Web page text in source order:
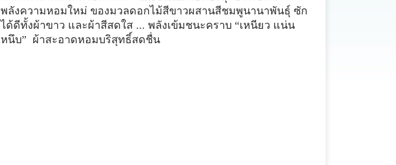
พลังความหอมใหม่ ของมวลดอกไม้สีขาวผสานสีชมพูนานาพันธุ์ ซัก
ได้ดีทั้งผ้าขาว และผ้าสีสดใส ... พลังเข้มชนะคราบ “เหนียว แน่น
หนึบ” ผ้าสะอาดหอมบริสุทธิ์สดชื่น